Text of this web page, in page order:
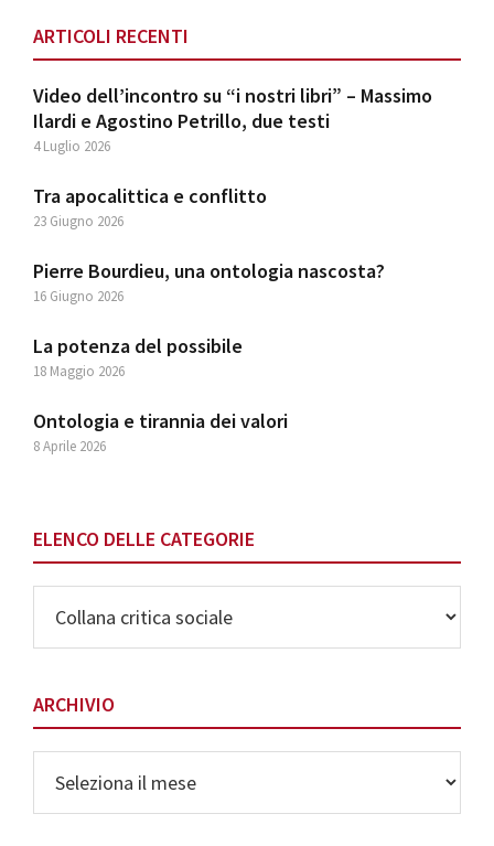
ARTICOLI RECENTI
Video dell’incontro su “i nostri libri” – Massimo
Ilardi e Agostino Petrillo, due testi
4 Luglio 2026
Tra apocalittica e conflitto
23 Giugno 2026
Pierre Bourdieu, una ontologia nascosta?
16 Giugno 2026
La potenza del possibile
18 Maggio 2026
Ontologia e tirannia dei valori
8 Aprile 2026
ELENCO DELLE CATEGORIE
delle
Categorie
ARCHIVIO